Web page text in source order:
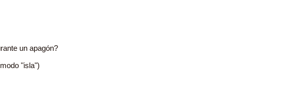
un apagón?
"isla")